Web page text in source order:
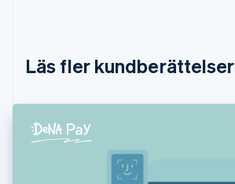
Läs fler kundberättelser
English
EnglishSvenska
Frankrike
Förenade Arabemiraten